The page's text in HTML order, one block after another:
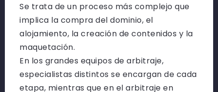
Se trata de un proceso más complejo que
implica la compra del dominio, el
alojamiento, la creación de contenidos y la
maquetación.
En los grandes equipos de arbitraje,
especialistas distintos se encargan de cada
etapa, mientras que en el arbitraje en